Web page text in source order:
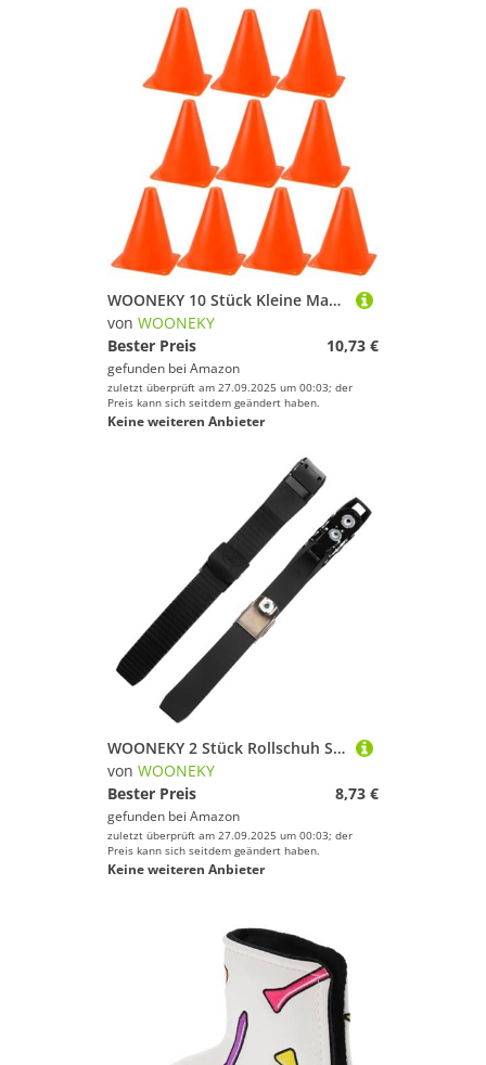
WOONEKY 10 Stück Kleine Markierungskegel Robuste Kunststoff Pylonen Leuchtend Orange Vielseitig für Fußballtraining Rollschuhlaufen und Sportübungen Platzsparend Tragbar
von WOONEKY
Bester Preis
10,73 €
gefunden bei Amazon
zuletzt überprüft am 27.09.2025 um 00:03; der
Preis kann sich seitdem geändert haben.
Keine weiteren Anbieter
WOONEKY 2 Stück Rollschuh Schnallen Fixiergurte Ersatz Verschluss für Inline und Rollschuhe Langlebig Leicht Einfache Montage zum Austausch Defekter Gurte
von WOONEKY
Bester Preis
8,73 €
gefunden bei Amazon
zuletzt überprüft am 27.09.2025 um 00:03; der
Preis kann sich seitdem geändert haben.
Keine weiteren Anbieter